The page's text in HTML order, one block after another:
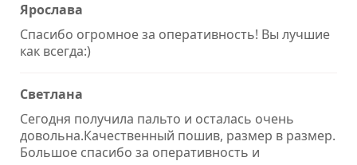
Ярослава
Спасибо огромное за оперативность! Вы лучшие
как всегда:)
Светлана
Сегодня получила пальто и осталась очень
довольна.Качественный пошив, размер в размер.
Большое спасибо за оперативность и